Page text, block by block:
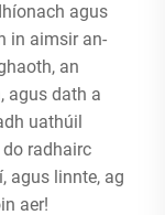
agus
in aimsir an-
an
agus dath a
uathúil
radhairc
agus linnte, ag
aer!